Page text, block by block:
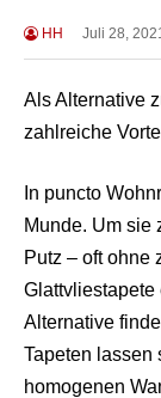
HH Juli 28,
Als Alternative
zahlreiche
In puncto
Munde. Um sie
Putz – oft ohne
Alternative
Tapeten lassen
homogenen